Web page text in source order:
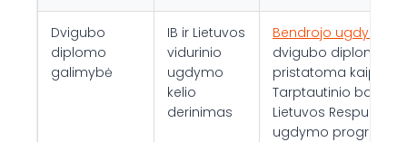
Dvigubo
diplomo
galimybė
IB ir Lietuvos
vidurinio
ugdymo
kelio
derinimas
Bendrojo ugdymo
dvigubo diplomo
pristatoma kaip
Tarptautinio
Lietuvos
ugdymo